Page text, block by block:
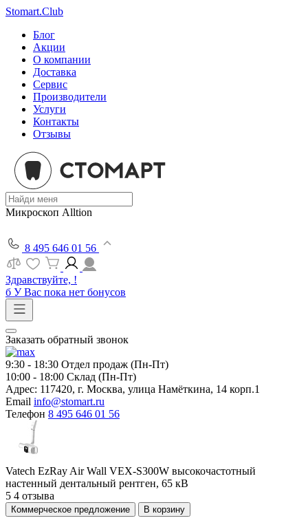
Stomart.Club
Блог
Акции
О компании
Доставка
Сервис
Производители
Услуги
Контакты
Отзывы
Микроскоп Alltion
8 495 646 01 56
Здравствуйте, !
б У Вас пока нет бонусов
Заказать обратный звонок
9:30 - 18:30 Отдел продаж (Пн-Пт)
10:00 - 18:00 Склад (Пн-Пт)
Адрес: 117420, г. Москва, улица Намёткина, 14 корп.1
Email info@stomart.ru
Телефон 8 495 646 01 56
Vatech EzRay Air Wall VEX-S300W высокочастотный
настенный дентальный рентген, 65 кВ
5 4 отзыва
Коммерческое предложение В корзину